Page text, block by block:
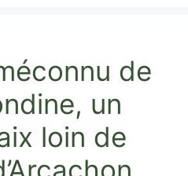
de
un
loin de